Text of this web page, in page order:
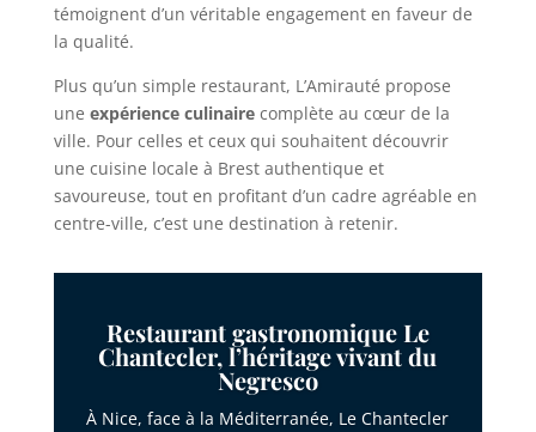
témoignent d’un véritable engagement en faveur de
la qualité.
Plus qu’un simple restaurant, L’Amirauté propose
une expérience culinairecomplète au cœur de la
ville. Pour celles et ceux qui souhaitent découvrir
une cuisine locale à Brest authentique et
savoureuse, tout en profitant d’un cadre agréable en
centre-ville, c’est une destination à retenir.
Restaurant gastronomique Le
Chantecler, l’héritage vivant du
Negresco
À Nice, face à la Méditerranée, Le Chantecler